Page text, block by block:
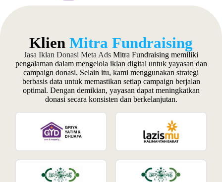
Klien Mitra Fundraising
Jasa Iklan Donasi Meta Ads Mitra Fundraising memiliki
pengalaman dalam mengelola iklan digital untuk yayasan dan
campaign donasi. Selain itu, kami menggunakan strategi
berbasis data untuk memastikan setiap campaign berjalan
optimal. Dengan demikian, yayasan dapat meningkatkan
donasi secara konsisten dan berkelanjutan.